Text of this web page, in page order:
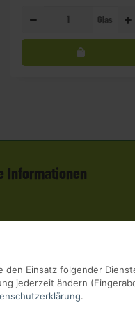
Glas
Informationen
den Einsatz folgender
jederzeit ändern
.